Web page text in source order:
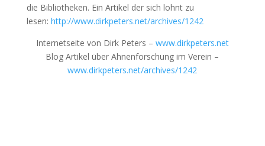
die Bibliotheken. Ein Artikel der sich lohnt zu
lesen: http://www.dirkpeters.net/archives/1242
Internetseite von Dirk Peters – www.dirkpeters.net
Blog Artikel über Ahnenforschung im Verein –
www.dirkpeters.net/archives/1242